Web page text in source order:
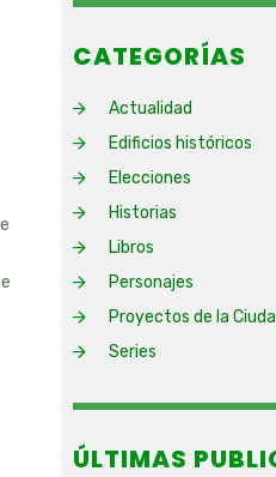
CATEGORÍAS
Actualidad
Edificios históricos
Elecciones
Historias
Libros
Personajes
Proyectos de la
Series
ÚLTIMAS